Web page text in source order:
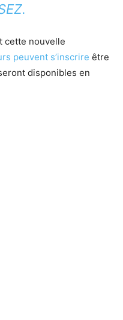
cette nouvelle
peuvent s’inscrire être
disponibles en